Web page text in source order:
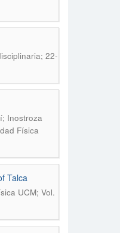
22-
Inostroza
Física
Talca
UCM; Vol.